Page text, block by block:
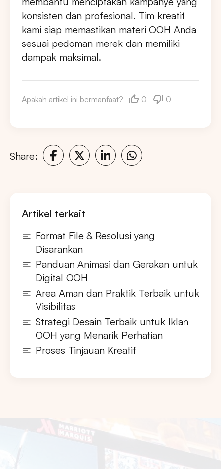
konsisten dan profesional. Tim kreatif
kami siap memastikan materi OOH Anda
sesuai pedoman merek dan memiliki
dampak maksimal.
Apakah artikel ini bermanfaat? 0 0
Share:
Artikel terkait
Format File & Resolusi yang
Disarankan
Panduan Animasi dan Gerakan untuk
Digital OOH
Area Aman dan Praktik Terbaik untuk
Visibilitas
Strategi Desain Terbaik untuk Iklan
OOH yang Menarik Perhatian
Proses Tinjauan Kreatif